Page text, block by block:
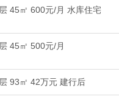
45㎡ 600元/月 水库住宅
45㎡ 500元/月
93㎡ 42万元 建行后